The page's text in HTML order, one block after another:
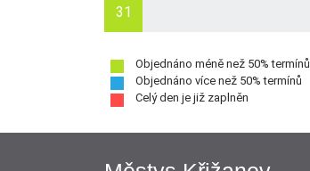
31
Objednáno méně než 50% termínů
Objednáno více než 50% termínů
Celý den je již zaplněn